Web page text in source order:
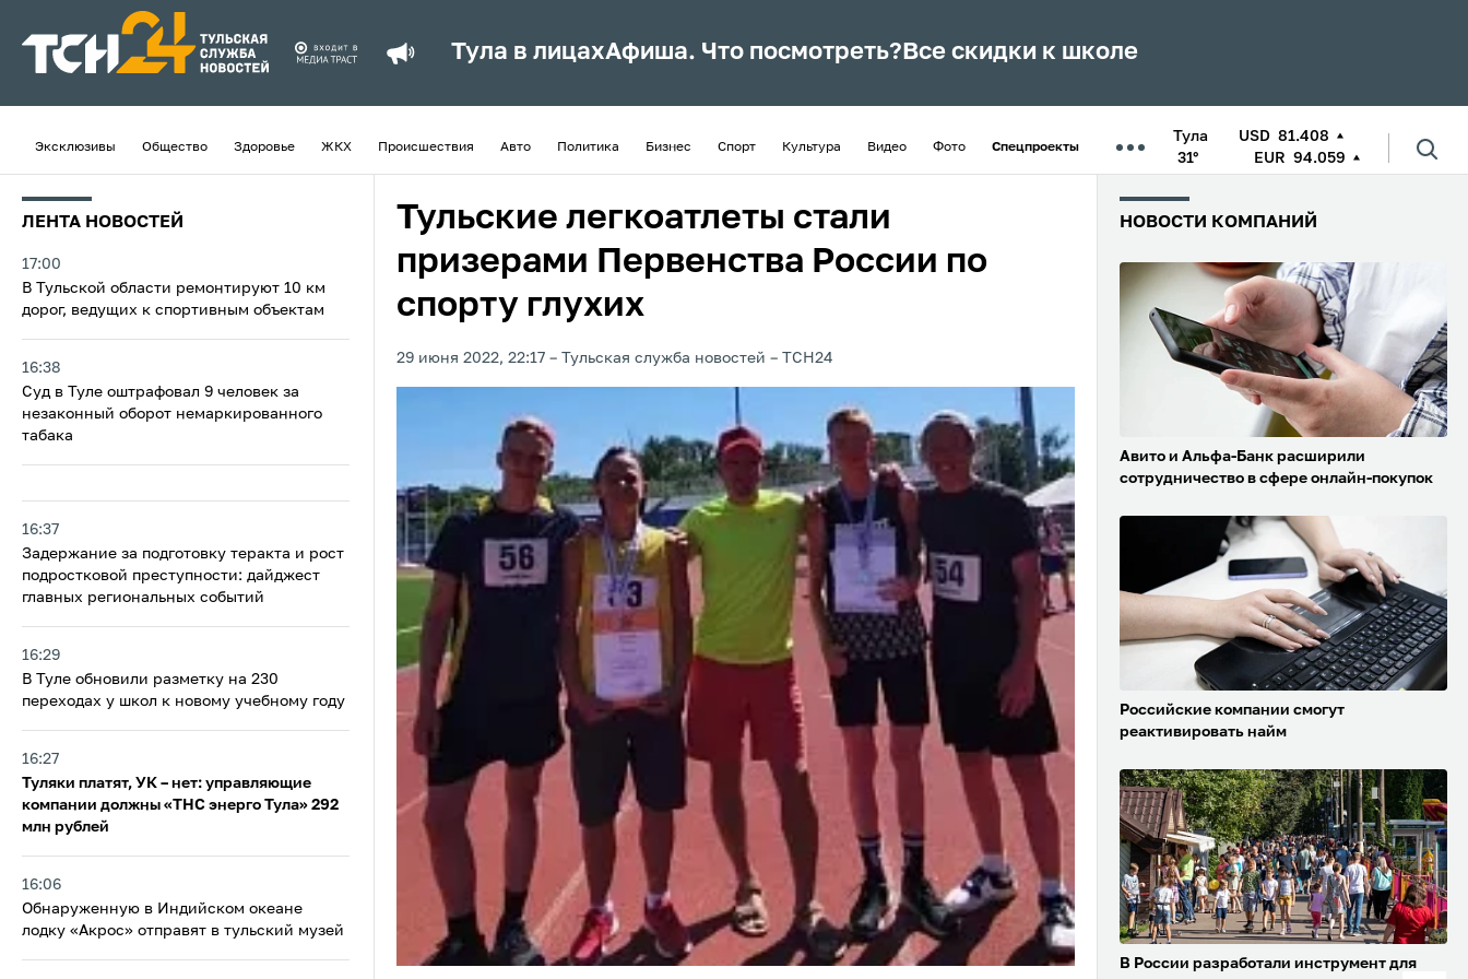
Тула в лицахАфиша. Что посмотреть? Все скидки к школе
Эксклюзивы Общество Здоровье ЖКХ Происшествия Авто Политика Бизнес Спорт Культура Видео Фото Спецпроекты
Тула
31°
USD 81.408
EUR 94.059
ЛЕНТА НОВОСТЕЙ
17:00
В Тульской области ремонтируют 10 км
дорог, ведущих к спортивным объектам
16:38
Суд в Туле оштрафовал 9 человек за
незаконный оборот немаркированного
табака
16:37
Задержание за подготовку теракта и рост
подростковой преступности: дайджест
главных региональных событий
16:29
В Туле обновили разметку на 230
переходах у школ к новому учебному году
16:27
Туляки платят, УК – нет: управляющие
компании должны «ТНС энерго Тула» 292
млн рублей
16:06
Обнаруженную в Индийском океане
лодку «Акрос» отправят в тульский музей
Тульские легкоатлеты стали
призерами Первенства России по
спорту глухих
29 июня 2022, 22:17 Тульская служба новостей ТСН24
НОВОСТИ КОМПАНИЙ
Авито и Альфа-Банк расширили
сотрудничество в сфере онлайн-покупок
Российские компании смогут
реактивировать найм
В России разработали инструмент для